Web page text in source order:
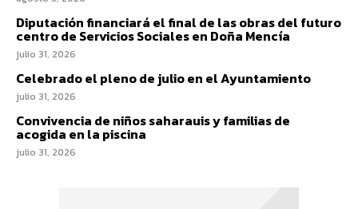
Diputación financiará el final de las obras del futuro
centro de Servicios Sociales en Doña Mencía
julio 31, 2026
Celebrado el pleno de julio en el Ayuntamiento
julio 31, 2026
Convivencia de niños saharauis y familias de
acogida en la piscina
julio 31, 2026